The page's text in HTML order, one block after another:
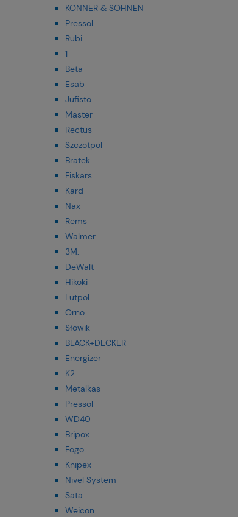
KÖNNER & SÖHNEN
Pressol
Rubi
1
Beta
Esab
Jufisto
Master
Rectus
Szczotpol
Bratek
Fiskars
Kard
Nax
Rems
Walmer
3M.
DeWalt
Hikoki
Lutpol
Orno
Słowik
BLACK+DECKER
Energizer
K2
Metalkas
Pressol
WD40
Bripox
Fogo
Knipex
Nivel System
Sata
Weicon